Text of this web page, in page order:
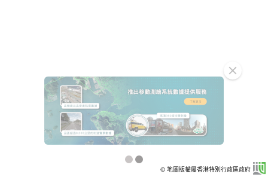
© 地圖版權屬香港特別行政區政府
clear